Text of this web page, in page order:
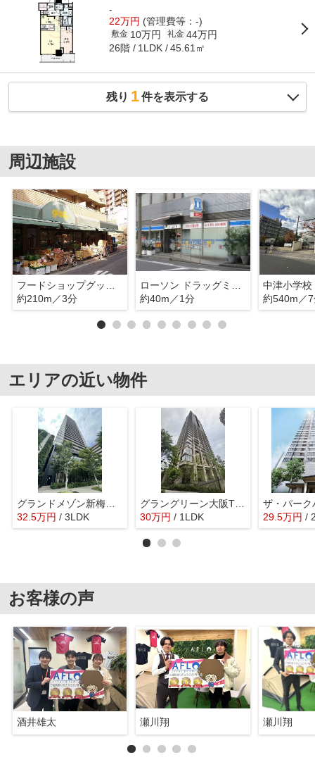
-
22万円 (管理費等：-)
敷金 10万円 礼金 44万円
26階 1LDK 45.61㎡
残り 1件を表示する
周辺施設
約210m／3分
約40m／1分
中津小学校
約540m／
エリアの近い物件
グランドメゾン新梅田タワー 大淀小学校区
32.5万円 / 3LDK
グラングリーン大阪THE NORTH RESIDENCE 扇町小学校区
30万円 / 1LDK 29.5万円 /
お客様の声
酒井雄太 瀬川翔 瀬川翔